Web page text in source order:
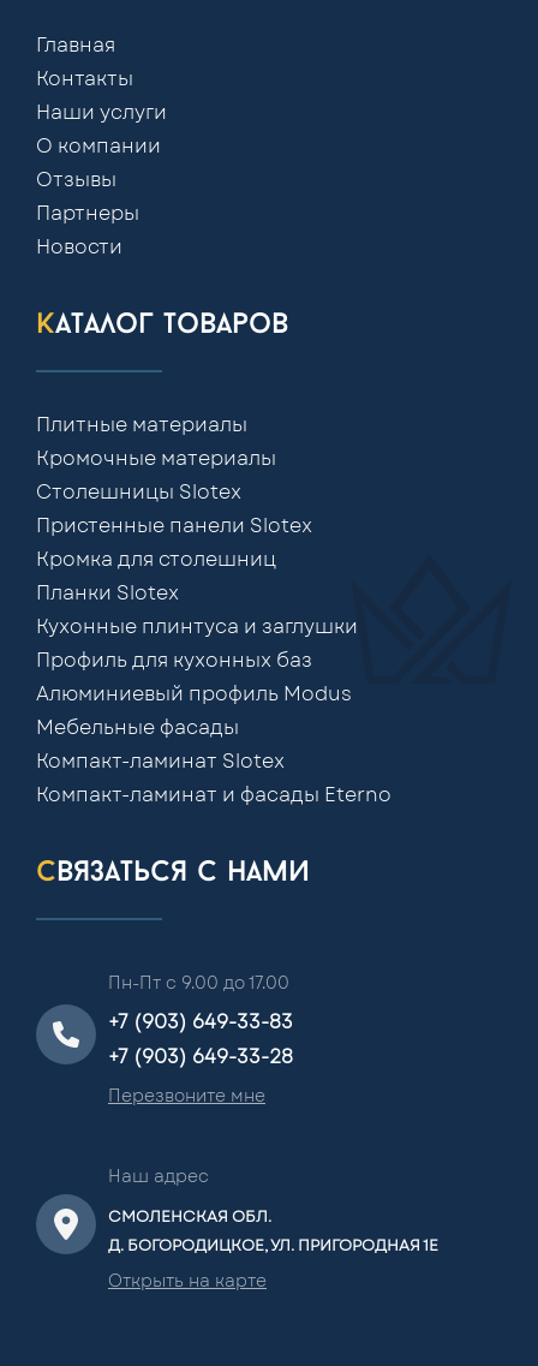
Главная
Контакты
Наши услуги
О компании
Отзывы
Партнеры
Новости
каталог товаров
Плитные материалы
Кромочные материалы
Столешницы Slotex
Пристенные панели Slotex
Кромка для столешниц
Планки Slotex
Кухонные плинтуса и заглушки
Профиль для кухонных баз
Алюминиевый профиль Modus
Мебельные фасады
Компакт-ламинат Slotex
Компакт-ламинат и фасады Eterno
связаться с нами
Пн-Пт с 9.00 до 17.00
+7 (903) 649-33-83
+7 (903) 649-33-28
Перезвоните мне
Наш адрес
СМОЛЕНСКАЯ ОБЛ.
Д. БОГОРОДИЦКОЕ, УЛ. ПРИГОРОДНАЯ 1Е
Открыть на карте